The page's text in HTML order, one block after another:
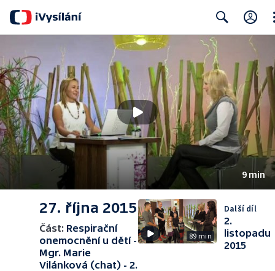
Search
9 min
27. října 2015
Část: Respirační
onemocnění u dětí -
Mgr. Marie
Vilánková (chat) - 2.
89 min
Další díl
2.
listopadu
2015